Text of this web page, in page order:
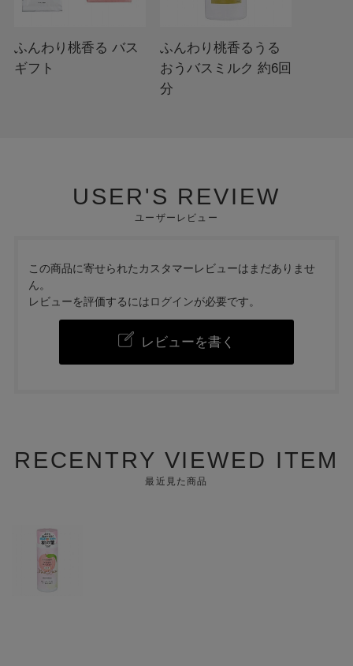
ふんわり桃香る バス
ギフト
ふんわり桃香るうる
おうバスミルク 約6回
分
USER'S REVIEW
ユーザーレビュー
この商品に寄せられたカスタマーレビューはまだありませ
ん。
レビューを評価するにはログインが必要です。
レビューを書く
RECENTRY VIEWED ITEM
最近見た商品